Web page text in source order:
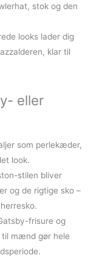
stok og den
looks lader dig
klar til
eller
som perlekæder,
look.
stilen bliver
og de rigtige sko –
frisure og
mænd gør hele